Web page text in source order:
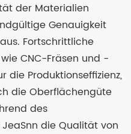
der Materialien
Genauigkeit
Fortschrittliche
CNC-Fräsen und -
die Produktionseffizienz,
die Oberflächengüte
des
die Qualität von